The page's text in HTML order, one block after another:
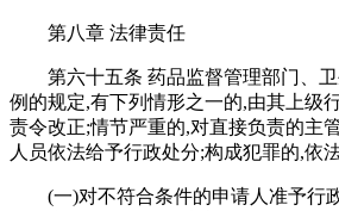
第八章 法律责任
第六十五条 药品监督管理部门、
例的规定,有下列情形之一的,由其上级
责令改正;情节严重的,对直接负责的主
人员依法给予行政处分;构成犯罪的,依
(一)对不符合条件的申请人准予行